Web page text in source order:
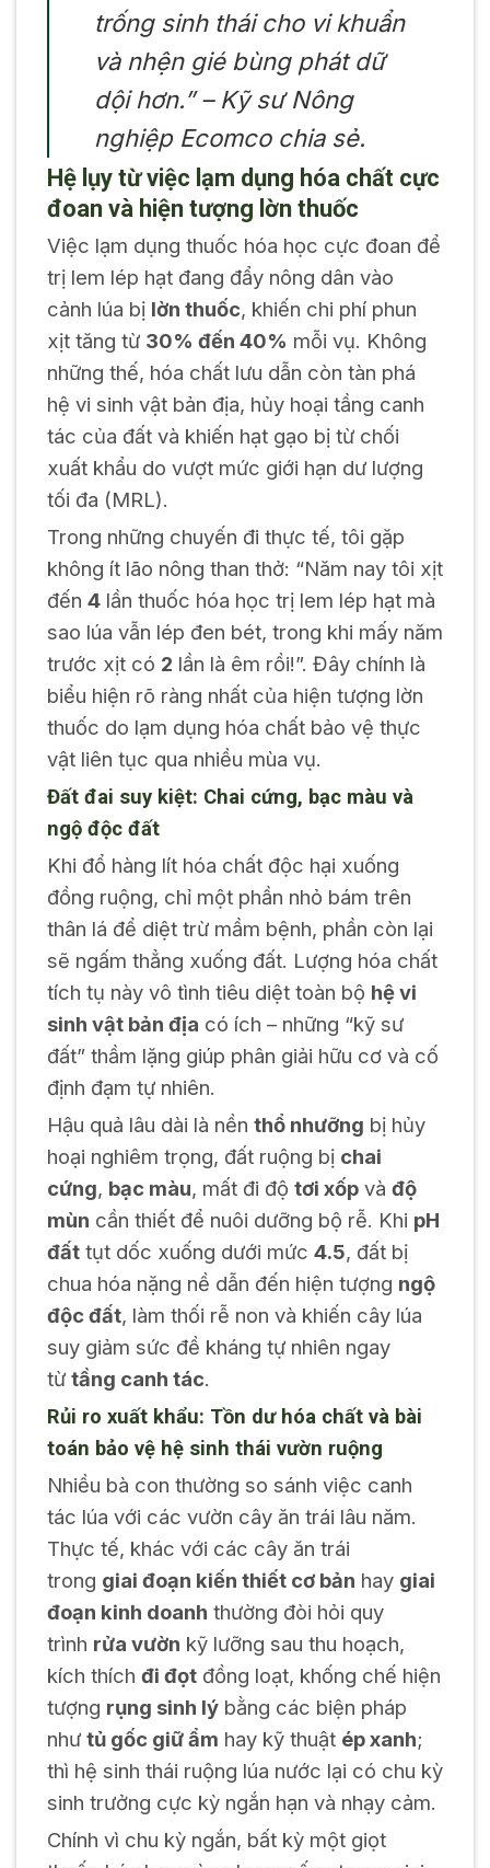
trống sinh thái cho vi khuẩn
và nhện gié bùng phát dữ
dội hơn.” – Kỹ sư Nông
nghiệp Ecomco chia sẻ.
Hệ lụy từ việc lạm dụng hóa chất cực
đoan và hiện tượng lờn thuốc
Việc lạm dụng thuốc hóa học cực đoan để
trị lem lép hạt đang đẩy nông dân vào
cảnh lúa bị lờn thuốc, khiến chi phí phun
xịt tăng từ 30% đến 40% mỗi vụ. Không
những thế, hóa chất lưu dẫn còn tàn phá
hệ vi sinh vật bản địa, hủy hoại tầng canh
tác của đất và khiến hạt gạo bị từ chối
xuất khẩu do vượt mức giới hạn dư lượng
tối đa (MRL).
Trong những chuyến đi thực tế, tôi gặp
không ít lão nông than thở: “Năm nay tôi xịt
đến 4lần thuốc hóa học trị lem lép hạt mà
sao lúa vẫn lép đen bét, trong khi mấy năm
trước xịt có 2 lần là êm rồi!”. Đây chính là
biểu hiện rõ ràng nhất của hiện tượng lờn
thuốc do lạm dụng hóa chất bảo vệ thực
vật liên tục qua nhiều mùa vụ.
Đất đai suy kiệt: Chai cứng, bạc màu và
ngộ độc đất
Khi đổ hàng lít hóa chất độc hại xuống
đồng ruộng, chỉ một phần nhỏ bám trên
thân lá để diệt trừ mầm bệnh, phần còn lại
sẽ ngấm thẳng xuống đất. Lượng hóa chất
tích tụ này vô tình tiêu diệt toàn bộ hệ vi
sinh vật bản địa có ích – những “kỹ sư
đất” thầm lặng giúp phân giải hữu cơ và cố
định đạm tự nhiên.
Hậu quả lâu dài là nền thổ nhưỡng bị hủy
hoại nghiêm trọng, đất ruộng bị chai
cứng, bạc màu, mất đi độ tơi xốpvà độ
mùn cần thiết để nuôi dưỡng bộ rễ. Khi pH
đấttụt dốc xuống dưới mức 4.5, đất bị
chua hóa nặng nề dẫn đến hiện tượng ngộ
độc đất, làm thối rễ non và khiến cây lúa
suy giảm sức đề kháng tự nhiên ngay
từ tầng canh tác.
Rủi ro xuất khẩu: Tồn dư hóa chất và bài
toán bảo vệ hệ sinh thái vườn ruộng
Nhiều bà con thường so sánh việc canh
tác lúa với các vườn cây ăn trái lâu năm.
Thực tế, khác với các cây ăn trái
trong giai đoạn kiến thiết cơ bản hay giai
đoạn kinh doanh thường đòi hỏi quy
trình rửa vườn kỹ lưỡng sau thu hoạch,
kích thích đi đọtđồng loạt, khống chế hiện
tượng rụng sinh lýbằng các biện pháp
như tủ gốc giữ ẩm hay kỹ thuật ép xanh;
thì hệ sinh thái ruộng lúa nước lại có chu kỳ
sinh trưởng cực kỳ ngắn hạn và nhạy cảm.
Chính vì chu kỳ ngắn, bất kỳ một giọt